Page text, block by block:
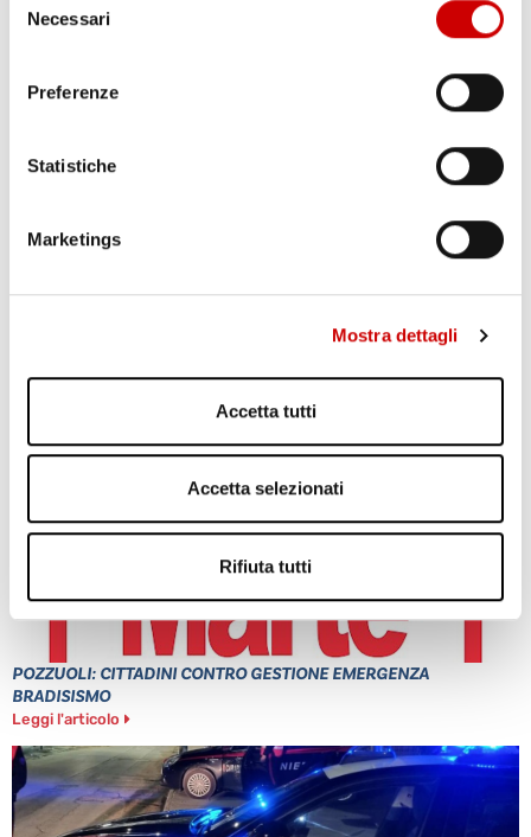
delNecessari
Preferenze
Statistiche
Marketings
Mostra dettagli
Accetta tutti
Accetta selezionati
Rifiuta tutti
MINISTRO PIANTEDOSI A POZZUOLI
PONTICELLI: DODICENNE FERITO A COLTELLATE
POZZUOLI: CITTADINI CONTRO GESTIONE EMERGENZA
BRADISISMO
Leggi l'articolo